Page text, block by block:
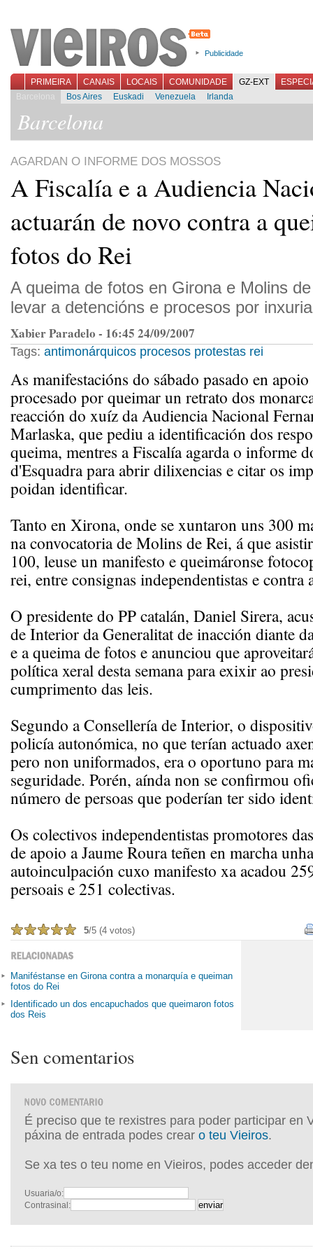
Publicidade
PRIMEIRA CANAIS LOCAIS COMUNIDADE GZ-EXT
Barcelona
Bos Aires Euskadi Venezuela Irlanda
Barcelona
AGARDAN O INFORME DOS MOSSOS
A Fiscalía e a Audiencia
actuarán de novo contra a
fotos do Rei
A queima de fotos en Girona e Molins
levar a detencións e procesos por
Xabier Paradelo - 16:45 24/09/2007
Tags: antimonárquicos procesos protestas rei
As manifestacións do sábado pasado en
procesado por queimar un retrato dos
reacción do xuíz da Audiencia Nacional
Marlaska, que pediu a identificación dos
queima, mentres a Fiscalía agarda o informe
d'Esquadra para abrir dilixencias e citar os
poidan identificar.
Tanto en Xirona, onde se xuntaron uns 300
na convocatoria de Molins de Rei, á que
100, leuse un manifesto e queimáronse
rei, entre consignas independentistas e contra
O presidente do PP catalán, Daniel Sirera,
de Interior da Generalitat de inacción diante
e a queima de fotos e anunciou que
política xeral desta semana para exixir ao
cumprimento das leis.
Segundo a Consellería de Interior, o
policía autonómica, no que terían actuado
pero non uniformados, era o oportuno para
seguridade. Porén, aínda non se confirmou
número de persoas que poderían ter sido
Os colectivos independentistas promotores
de apoio a Jaume Roura teñen en marcha
autoinculpación cuxo manifesto xa acadou
persoais e 251 colectivas.
5/5 (4 votos)
Maniféstanse en Girona contra a monarquía e queiman
fotos do Rei
Identificado un dos encapuchados que queimaron fotos
dos Reis
Sen comentarios
É preciso que te rexistres para poder participar en
páxina de entrada podes crear o teu Vieiros.
Se xa tes o teu nome en Vieiros, podes acceder
Usuaria/o:
Contrasinal: